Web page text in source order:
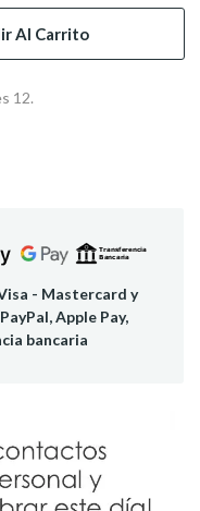
Al Carrito
12.
- Mastercard y
Apple Pay,
bancaria